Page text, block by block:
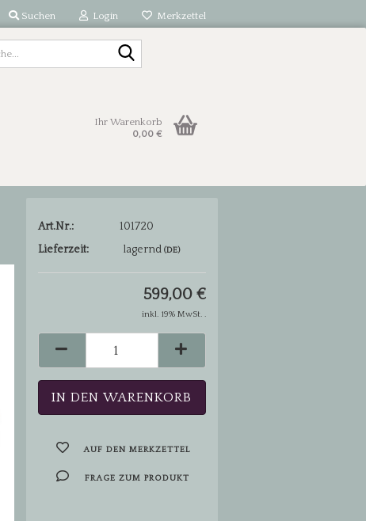
Suchen Login Merkzettel
Ihr Warenkorb
0,00 €
Art.Nr.:
101720
Lieferzeit:
lagernd(DE)
599,00 €
inkl. 19% MwSt. .
AUF DEN MERKZETTEL
FRAGE ZUM PRODUKT